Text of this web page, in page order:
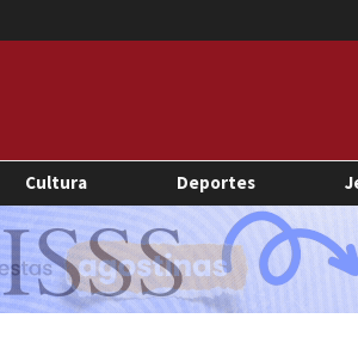
Cultura Deportes